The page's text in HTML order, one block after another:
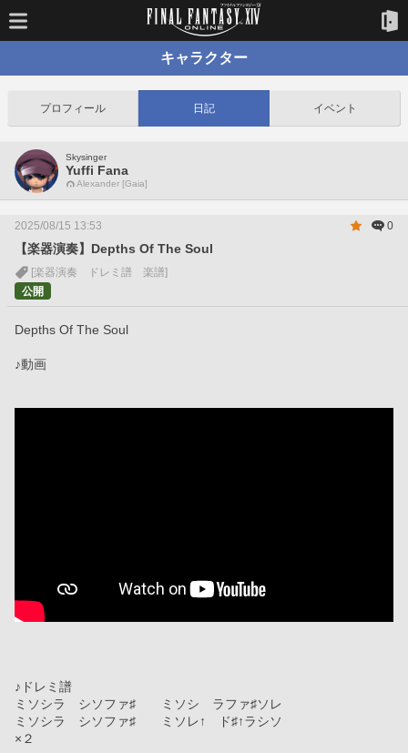
キャラクター
プロフィール 日記 イベント
Skysinger
Yuffi Fana
Alexander [Gaia]
2025/08/15 13:53 0
【楽器演奏】Depths Of The Soul
[楽器演奏 ドレミ譜 楽譜]
公開
Depths Of The Soul
♪動画
♪ドレミ譜
ミソシラ　シソファ♯　　ミソシ　ラファ♯ソレ
ミソシラ　シソファ♯　　ミソレ↑　ド♯↑ラシソ
×２